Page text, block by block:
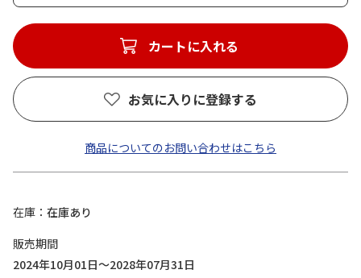
カートに入れる
お気に入りに登録する
商品についてのお問い合わせはこちら
在庫
在庫あり
販売期間
2024年10月01日～2028年07月31日